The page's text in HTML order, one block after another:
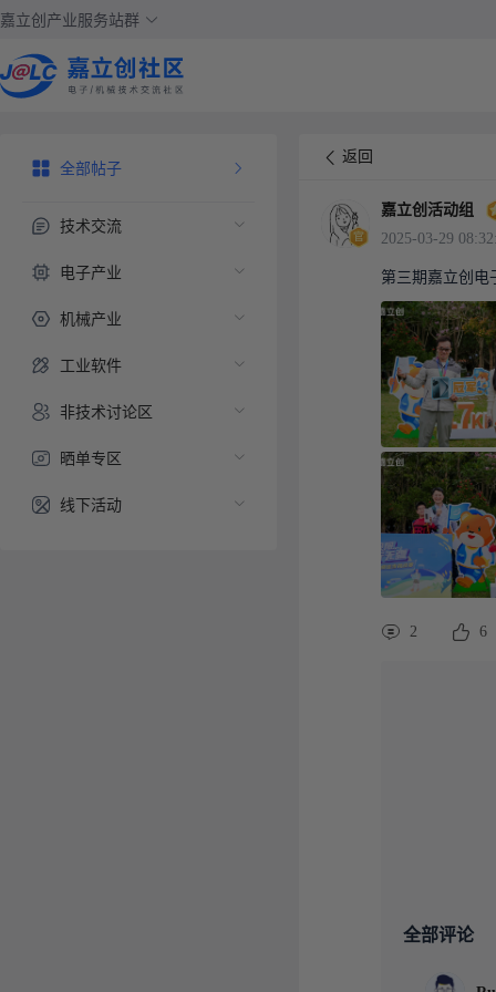
嘉立创产业服务站群
全部帖子
技术交流
电子产业
机械产业
工业软件
非技术讨论区
晒单专区
线下活动
返回
嘉立创活动组
2025-03-29
第三期嘉立创
2 6
全部评论